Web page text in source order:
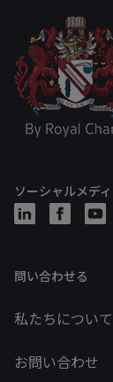
ソーシャルメデ
問い合わせる
私たちについて
お問い合わせ